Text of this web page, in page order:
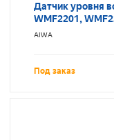
Датчик уровня
WMF2201,
AIWA
Под заказ